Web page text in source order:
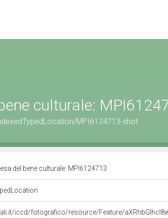
culturale:
MPI6124713-shot
del bene culturale: MPI6124713
iccd/fotografico/resource/Feature/